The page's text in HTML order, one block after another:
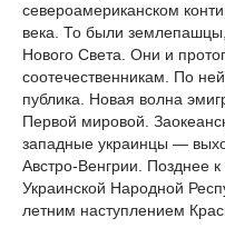
североамериканском
века. То были
Нового Света. Они и
соотечественникам. По
публика. Новая волна
Первой мировой.
западные украинцы —
Австро-Венгрии. Позднее
Украинской Народной
летним наступлением